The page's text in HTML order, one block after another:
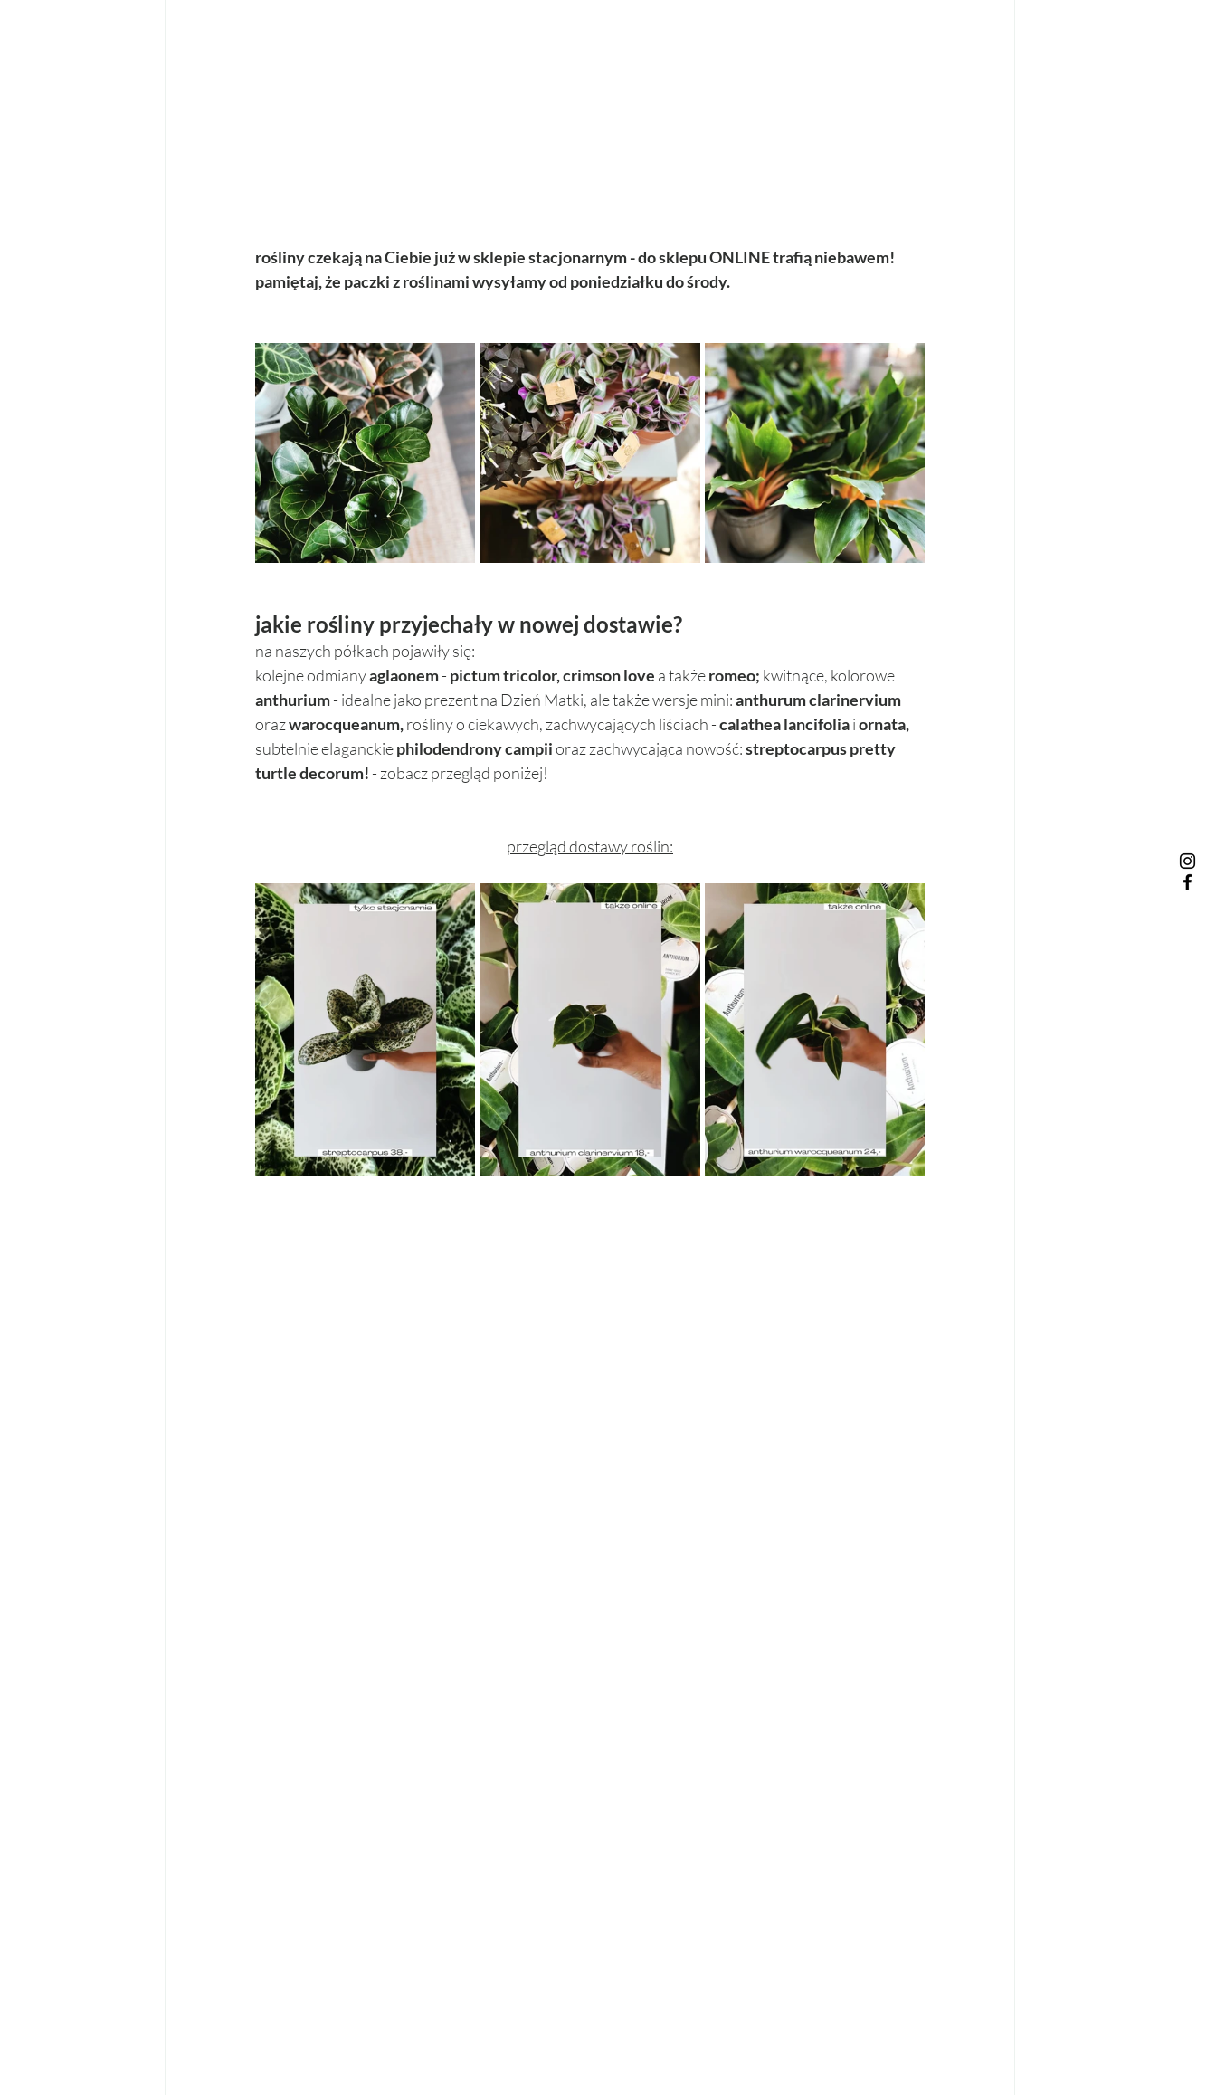
rośliny czekają na Ciebie już w sklepie stacjonarnym - do sklepu ONLINE trafią niebawem!
pamiętaj, że paczki z roślinami wysyłamy od poniedziałku do środy.
jakie rośliny przyjechały w nowej dostawie?
na naszych półkach pojawiły się:
kolejne odmiany aglaonem - pictum tricolor, crimson love a także romeo; kwitnące, kolorowe
anthurium - idealne jako prezent na Dzień Matki, ale także wersje mini: anthurum clarinervium
oraz warocqueanum, rośliny o ciekawych, zachwycających liściach - calathea lancifolia i ornata,
subtelnie elaganckie philodendrony campii oraz zachwycająca nowość: streptocarpus pretty
turtle decorum! - zobacz przegląd poniżej!
przegląd dostawy roślin: